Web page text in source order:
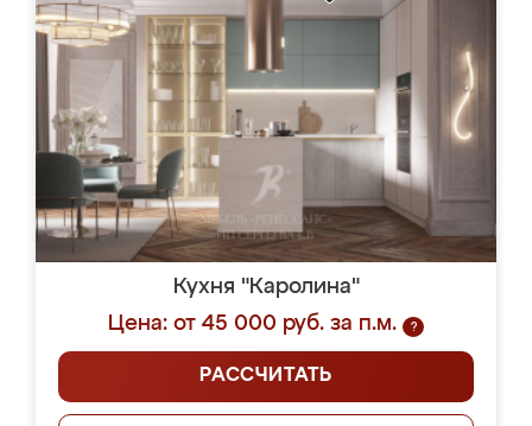
Кухня "Каролина"
Цена: от 45 000 руб. за п.м.
?
РАССЧИТАТЬ